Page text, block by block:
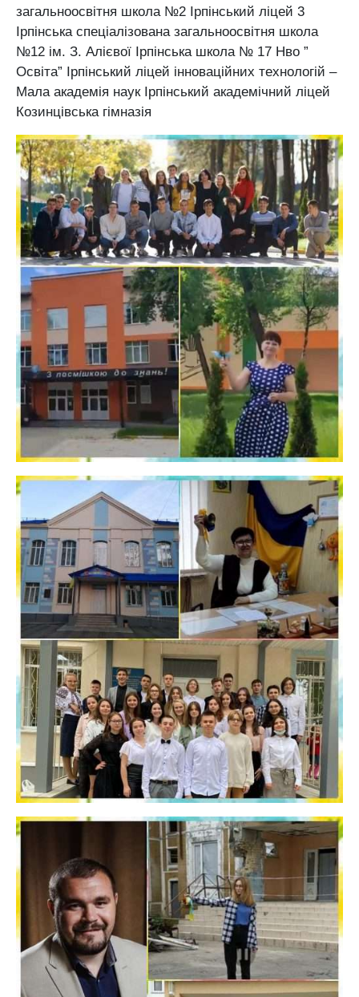
загальноосвітня школа №2 Ірпінський ліцей 3
Ірпінська спеціалізована загальноосвітня школа
№12 ім. З. Алієвої Ірпінська школа № 17 Нво ”
Освіта” Ірпінський ліцей інноваційних технологій –
Мала академія наук Ірпінський академічний ліцей
Козинцівська гімназія